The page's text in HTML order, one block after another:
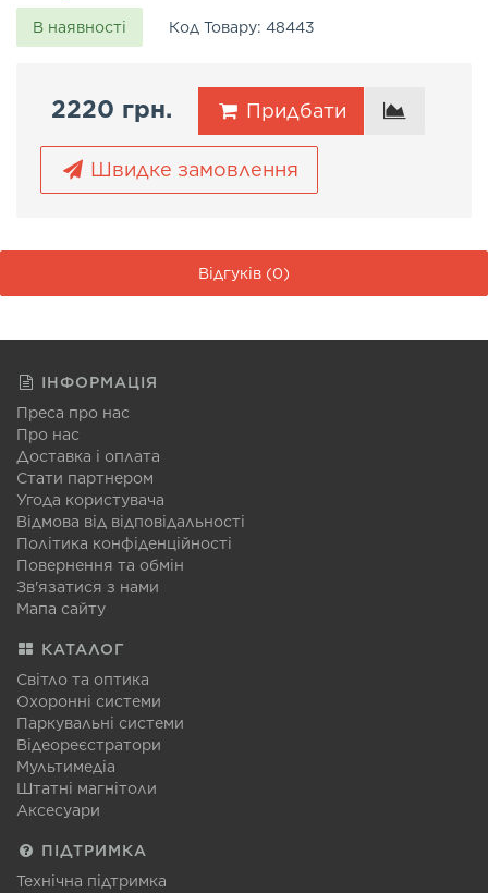
В наявності Код Товару: 48443
2220 грн. Придбати
Швидке замовлення
Відгуків (0)
ІНФОРМАЦІЯ
Преса про нас
Про нас
Доставка і оплата
Стати партнером
Угода користувача
Відмова від відповідальності
Політика конфіденційності
Повернення та обмін
Зв'язатися з нами
Мапа сайту
КАТАЛОГ
Світло та оптика
Охоронні системи
Паркувальні системи
Відеореєстратори
Мультимедіа
Штатні магнітоли
Аксесуари
ПІДТРИМКА
Технічна підтримка